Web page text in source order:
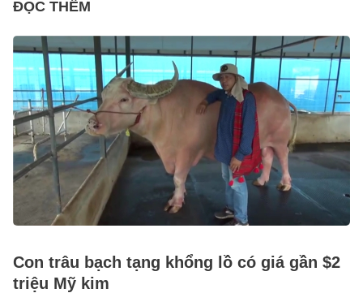
ĐỌC THÊM
Con trâu bạch tạng khổng lồ có giá gần $2
triệu Mỹ kim